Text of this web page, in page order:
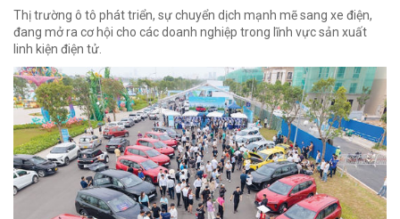
Thị trường ô tô phát triển, sự chuyển dịch mạnh mẽ sang xe điện,
đang mở ra cơ hội cho các doanh nghiệp trong lĩnh vực sản xuất
linh kiện điện tử.